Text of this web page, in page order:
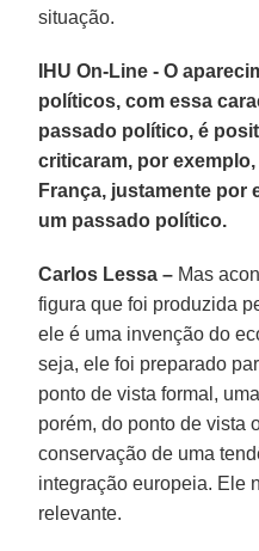
situação.
IHU On-Line - O
políticos, com essa
passado político, é
criticaram, por
França, justamente por
um passado político.
Carlos Lessa – Mas
figura que foi produzida
ele é uma invenção do
seja, ele foi preparado
ponto de vista formal,
porém, do ponto de vista
conservação de uma
integração europeia. Ele
relevante.